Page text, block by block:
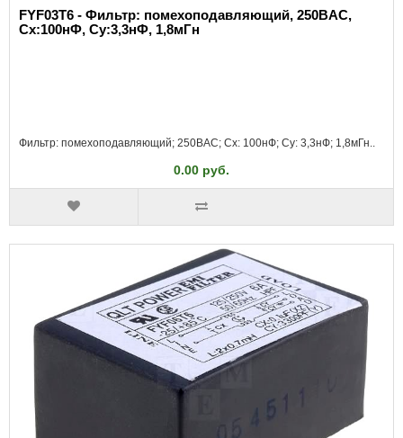
FYF03T6 - Фильтр: помехоподавляющий, 250ВAC,
Сх:100нФ, Су:3,3нФ, 1,8мГн
Фильтр: помехоподавляющий; 250ВAC; Cx: 100нФ; Cy: 3,3нФ; 1,8мГн..
0.00 руб.